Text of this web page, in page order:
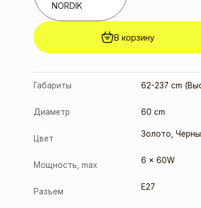
NORDIK
В корзину
Габариты 62-237 cm
Диаметр 60 cm
Цвет Золото
Мощность, max 6 x 60W
Разъем E27